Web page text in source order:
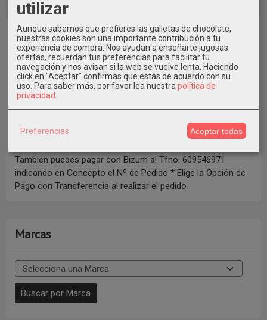
También puedes pagar con Bizum al Tfno. 609546971
indicando en Concepto el Nº de Pedido * Elige la Opción de
Pago con Transferencia al realizar el pedido.
Marcas
utilizar
Aunque sabemos que prefieres las galletas de chocolate,
nuestras cookies son una importante contribución a tu
experiencia de compra. Nos ayudan a enseñarte jugosas
ofertas, recuerdan tus preferencias para facilitar tu
navegación y nos avisan si la web se vuelve lenta. Haciendo
click en "Aceptar" confirmas que estás de acuerdo con su
uso. Para saber más, por favor lea nuestra política de
privacidad
Preferencias Aceptar todas